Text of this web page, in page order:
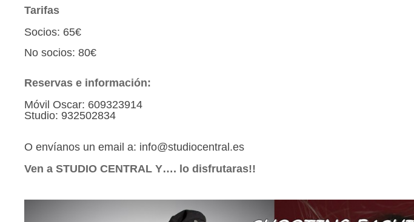
Tarifas
Socios: 65€
No socios: 80€
Reservas e información:
Móvil Oscar: 609323914
Studio: 932502834
O envíanos un email a: info@studiocentral.es
Ven a STUDIO CENTRAL Y…. lo disfrutaras!!